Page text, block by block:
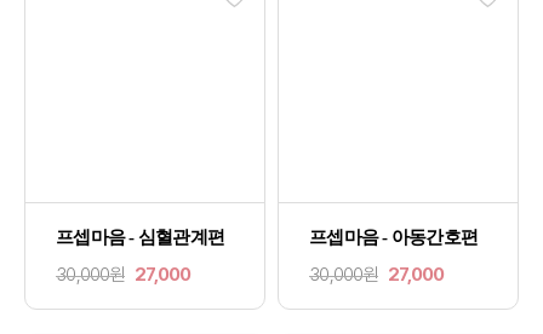
프셉마음 - 심혈관계편
30,000원 27,000
프셉마음 - 아동간호편
30,000원 27,000